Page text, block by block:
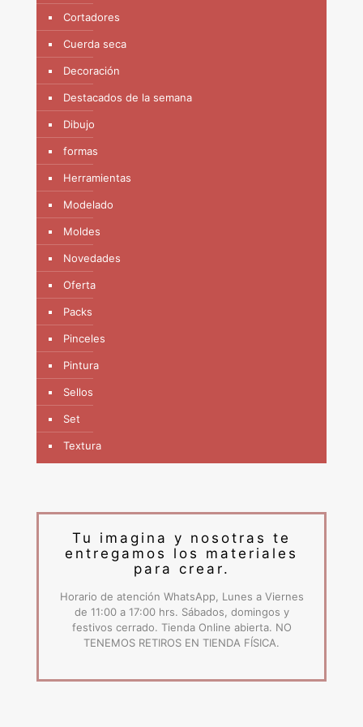
Cortadores
Cuerda seca
Decoración
Destacados de la semana
Dibujo
formas
Herramientas
Modelado
Moldes
Novedades
Oferta
Packs
Pinceles
Pintura
Sellos
Set
Textura
Tu imagina y nosotras te
entregamos los materiales
para crear.
Horario de atención WhatsApp, Lunes a Viernes
de 11:00 a 17:00 hrs. Sábados, domingos y
festivos cerrado. Tienda Online abierta. NO
TENEMOS RETIROS EN TIENDA FÍSICA.